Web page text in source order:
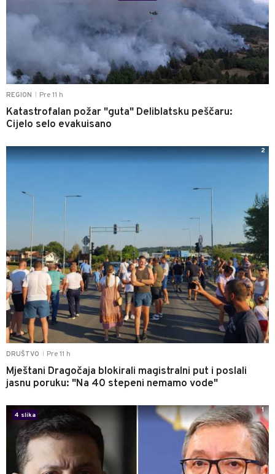
REGION Pre 11 h
Katastrofalan požar "guta" Deliblatsku peščaru:
Cijelo selo evakuisano
DRUŠTVO Pre 11 h
Mještani Dragočaja blokirali magistralni put i poslali
jasnu poruku: "Na 40 stepeni nemamo vode"
2
4 slika
1